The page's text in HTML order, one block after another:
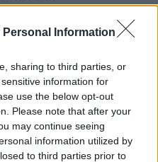
Personal Information
sharing to third parties, or
information for
use the below opt-out
Please note that after your
may continue seeing
information utilized by
to third parties prior to
remélhetóleg fasza
Fringe, The